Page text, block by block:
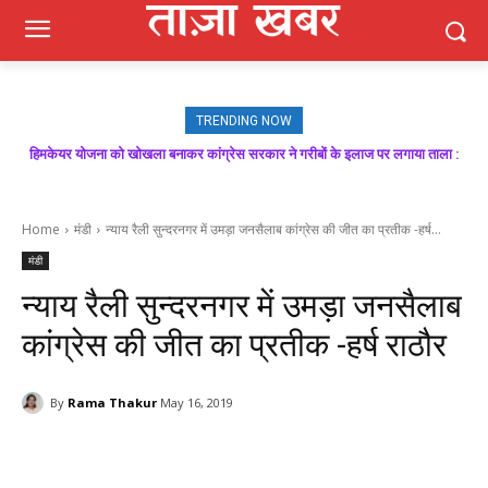
TRENDING NOW
मजबूत बूथ ही भाजपा की जीत की गारंटी, आगामी विधानसभा चुनाव में बूथ प्रबंधन निभाएगा
Home मंडी न्याय रैली सुन्दरनगर में उमड़ा जनसैलाब कांग्रेस की जीत का प्रतीक -हर्ष...
मंडी
न्याय रैली सुन्दरनगर में उमड़ा जनसैलाब
कांग्रेस की जीत का प्रतीक -हर्ष राठौर
By Rama Thakur May 16, 2019